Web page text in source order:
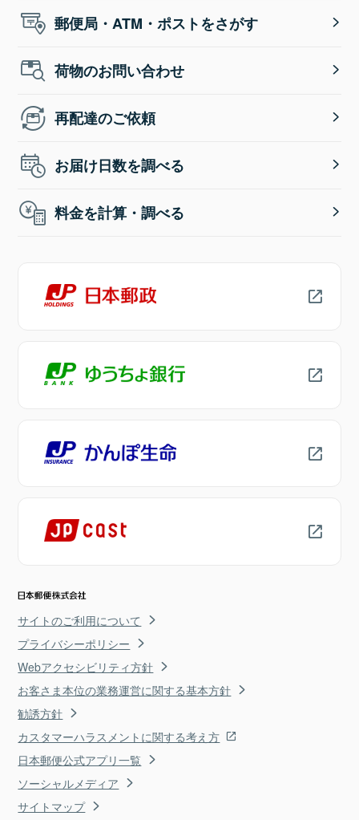
郵便局・ATM・ポストをさがす
荷物のお問い合わせ
再配達のご依頼
お届け日数を調べる
料金を計算・調べる
サイトのご利用について
プライバシーポリシー
Webアクセシビリティ方針
お客さま本位の業務運営に関する基本方針
勧誘方針
カスタマーハラスメントに関する考え方
日本郵便公式アプリ一覧
ソーシャルメディア
サイトマップ